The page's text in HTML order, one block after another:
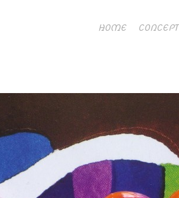
HOME CONCEPT